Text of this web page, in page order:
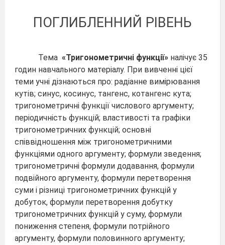
ПОГЛИБЛЕННИЙ РІВЕНЬ
Тема«Тригонометричні функції» налічує 35
годин навчального матеріалу. При вивченні цієї
теми учні дізнаються про: радіанне вимірювання
кутів; синус, косинус, тангенс, котангенс кута;
тригонометричні функції числового аргументу;
періодичність функцій; властивості та графіки
тригонометричних функцій; основні
співвідношення між тригонометричними
функціями одного аргументу; формули зведення;
тригонометричні формули додавання, формули
подвійного аргументу, формули перетворення
суми і різниці тригонометричних функцій у
добуток, формули перетворення добутку
тригонометричних функцій у суму, формули
пониження степеня, формули потрійного
аргументу, формули половинного аргументу;